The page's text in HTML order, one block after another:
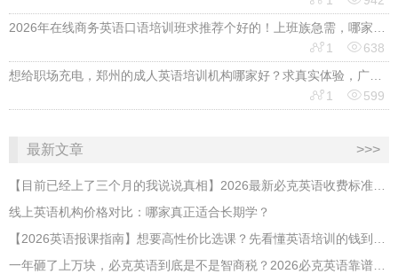
2026年在线商务英语口语培训班求推荐个好的！上班族急需，哪家好？
1 638
想给职场充电，郑州的成人英语培训机构哪家好？求真实体验，广告勿扰，感谢！
1 599
最新文章 >>>
【目前已经上了三个月的我说说真相】2026最新必克英语收费标准多少？靠谱吗？有坑吗？
线上英语机构价格对比：哪家真正适合长期学？
【2026英语报课指南】想要高性价比选课？先看懂英语培训的钱到底花在哪
​一年砸了上万块，必克英语到底是不是智商税？2026必克英语靠谱吗？有没有效果？